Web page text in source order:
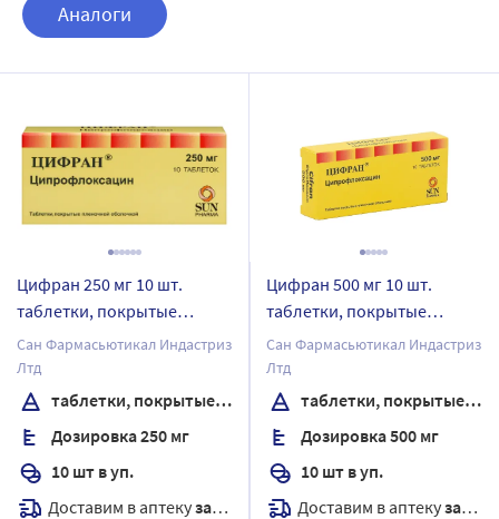
Аналоги
Цифран 250 мг 10 шт.
таблетки, покрытые
пленочной оболочкой
Сан Фармасьютикал Индастриз
Лтд
таблетки, покрытые пленочной оболочкой
Дозировка 250 мг
10 шт в уп.
Доставим в аптекузавтра
Цифран 500 мг 10 шт.
таблетки, покрытые
пленочной оболочкой
Сан Фармасьютикал Индастриз
Лтд
таблетки, покрытые пленочной оболочкой
Дозировка 500 мг
10 шт в уп.
Доставим в аптекузавтра